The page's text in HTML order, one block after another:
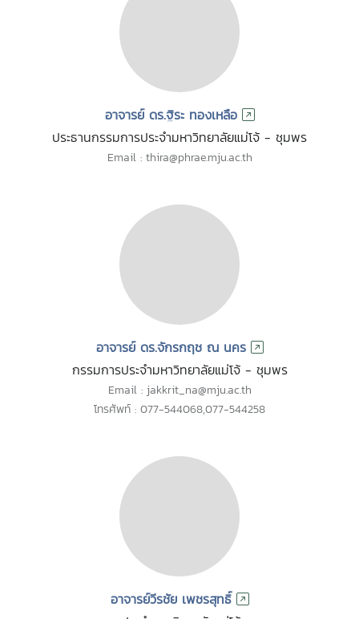
อาจารย์ ดร.ฐิระ ทองเหลือ
ประธานกรรมการประจำมหาวิทยาลัยแม่โจ้ - ชุมพร
Email : thira@phrae.mju.ac.th
อาจารย์ ดร.จักรกฤช ณ นคร
กรรมการประจำมหาวิทยาลัยแม่โจ้ - ชุมพร
Email : jakkrit_na@mju.ac.th
โทรศัพท์ : 077-544068,077-544258
อาจารย์วีรชัย เพชรสุทธิ์